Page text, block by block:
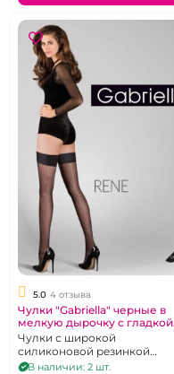
5.0 4 отзыва
Чулки "Gabriella" черные в
мелкую дырочку с гладкой
резинкой
Чулки с широкой
силиконовой резинкой
черного цвета, р. 1-2
В наличии: 2 шт.